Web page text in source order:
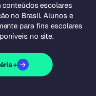
conteúdos escolares
no Brasil. Alunos e
para fins escolares
no site.
+